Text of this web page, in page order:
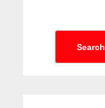
Search